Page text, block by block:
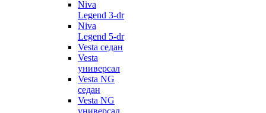
Niva
Legend 3-dr
Niva
Legend 5-dr
Vesta седан
Vesta
универсал
Vesta NG
седан
Vesta NG
универсал